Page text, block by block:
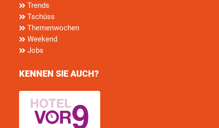
Trends
Tschüss
Themenwochen
Weekend
Jobs
KENNEN SIE AUCH?